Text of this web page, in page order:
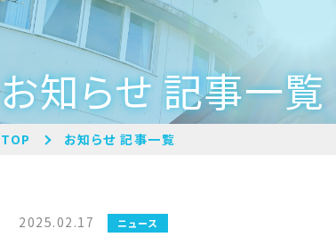
お知らせ 記事一覧
TOP お知らせ 記事一覧
2025.02.17 ニュース